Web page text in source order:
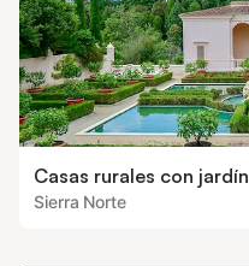
Casas rurales con jardín
Sierra Norte